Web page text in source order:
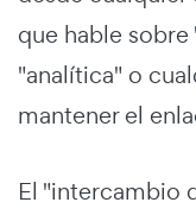
que hable sobre
"analítica" o
mantener el
El "intercambio